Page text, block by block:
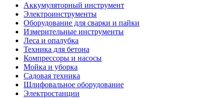
Аккумуляторный инструмент
Электроинструменты
Оборудование для сварки и пайки
Измерительные инструменты
Леса и опалубка
Техника для бетона
Компрессоры и насосы
Мойка и уборка
Садовая техника
Шлифовальное оборудование
Электростанции